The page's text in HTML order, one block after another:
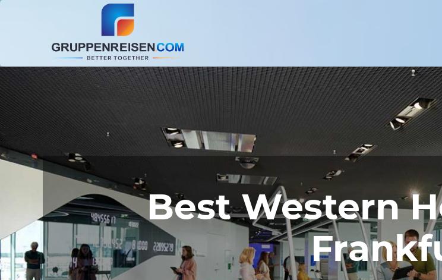
Best Western